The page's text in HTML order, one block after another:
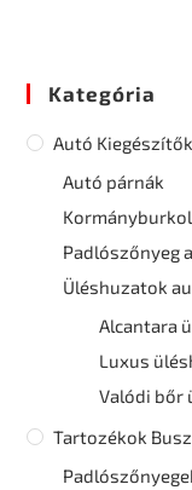
Kategória
Autó Kiegészítők
Autó párnák
Padlószőnyeg
Üléshuzatok
Alcantara
Luxus
Valódi bőr
Tartozékok